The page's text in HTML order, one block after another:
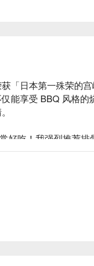
「日本第一殊荣的
能享受 BBQ 风格的
好吃！我强烈推荐排
验！
缤纷建筑，随手拍都
空，烧肉体验更有气
里吃顿宵夜！